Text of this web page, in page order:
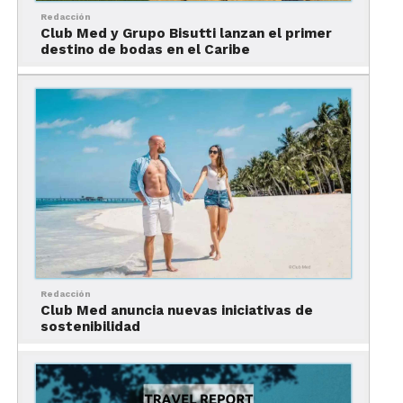
nuestra propiedad, así que su eslogan va
completamente de la mano con el nuestro”.
Club Med Charlevoix: un
destino para todo el año
de las ventajas competitivas de esta nueva
propiedad, así como de sus sorprendentes
Redacción
Club Med y Grupo Bisutti lanzan el primer
destino de bodas en el Caribe
Redacción
Club Med anuncia nuevas iniciativas de
sostenibilidad